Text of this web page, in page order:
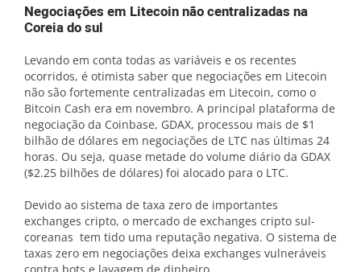
Negociações em Litecoin não centralizadas na
Coreia do sul
Levando em conta todas as variáveis e os recentes
ocorridos, é otimista saber que negociações em Litecoin
não são fortemente centralizadas em Litecoin, como o
Bitcoin Cash era em novembro. A principal plataforma de
negociação da Coinbase, GDAX, processou mais de $1
bilhão de dólares em negociações de LTC nas últimas 24
horas. Ou seja, quase metade do volume diário da GDAX
($2.25 bilhões de dólares) foi alocado para o LTC.
Devido ao sistema de taxa zero de importantes
exchanges cripto, o mercado de exchanges cripto sul-
coreanas tem tido uma reputação negativa. O sistema de
taxas zero em negociações deixa exchanges vulneráveis